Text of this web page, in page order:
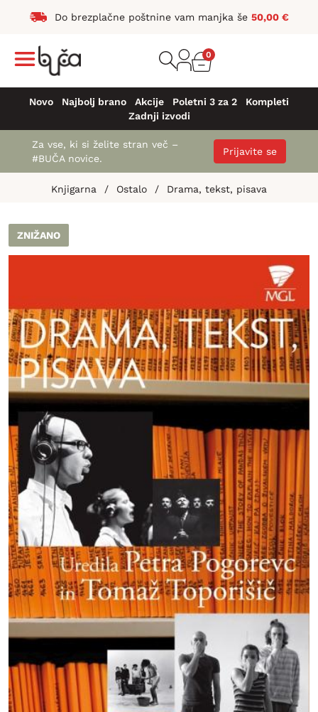
Do brezplačne poštnine vam manjka še 50,00 €
0
Novo Najbolj brano Akcije Poletni 3 za 2
Kompleti
Zadnji izvodi
Za vse, ki si želite stran več –
#BUČA novice.
Prijavite se
Knjigarna / Ostalo / Drama, tekst, pisava
ZNIŽANO